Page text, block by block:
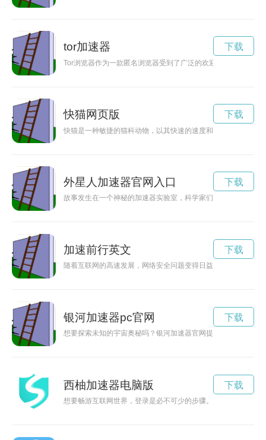
tor加速器
Tor浏览器作为一款匿名浏览器受到了广泛的欢迎，但由于网络
下载
快猫网页版
快猫是一种敏捷的猫科动物，以其快速的速度和独立的个性而闻
下载
外星人加速器官网入口
故事发生在一个神秘的加速器实验室，科学家们意外开启了一
下载
加速前行英文
随着互联网的高速发展，网络安全问题变得日益严峻。加速器
下载
银河加速器pc官网
想要探索未知的宇宙奥秘吗？银河加速器官网提供了最新、最
下载
西柚加速器电脑版
想要畅游互联网世界，登录是必不可少的步骤。而使用西柚加
下载